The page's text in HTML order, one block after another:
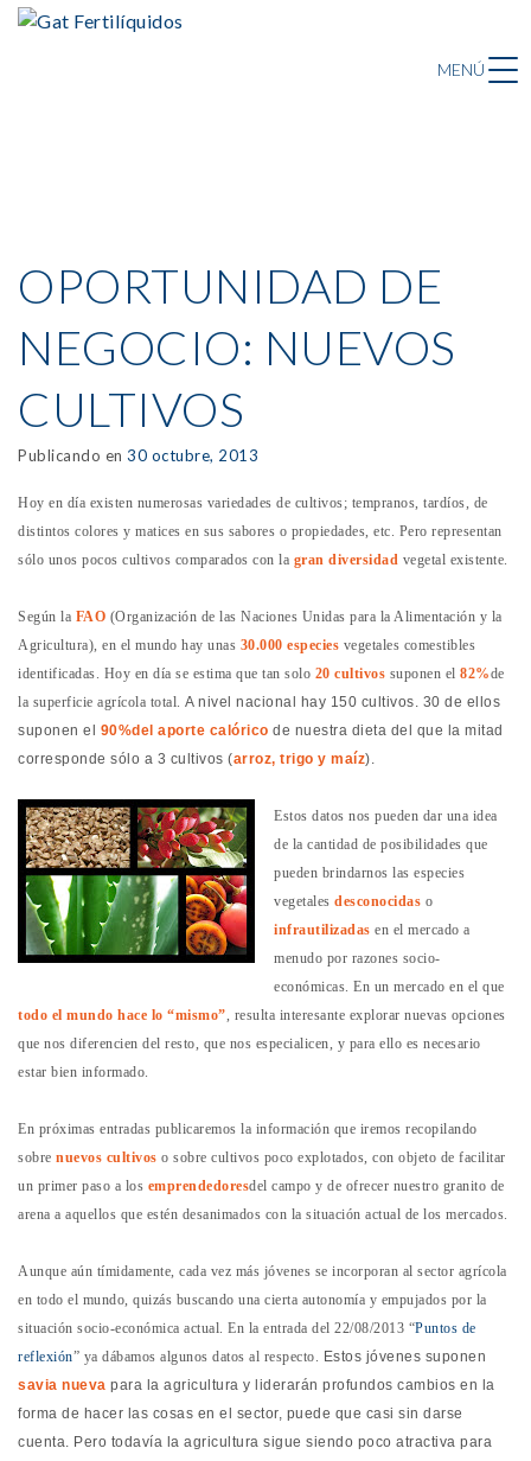
OPORTUNIDAD DE
NEGOCIO: NUEVOS
CULTIVOS
Publicando en 30 octubre, 2013
Hoy en día existen numerosas variedades de cultivos; tempranos, tardíos, de
distintos colores y matices en sus sabores o propiedades, etc. Pero representan
sólo unos pocos cultivos comparados con la gran diversidad vegetal existente.
Según la FAO (Organización de las Naciones Unidas para la Alimentación y la
Agricultura), en el mundo hay unas 30.000 especies vegetales comestibles
identificadas. Hoy en día se estima que tan solo 20 cultivos suponen el 82%de
la superficie agrícola total. A nivel nacional hay 150 cultivos. 30 de ellos
suponen el 90%del aporte calórico de nuestra dieta del que la mitad
corresponde sólo a 3 cultivos (arroz, trigo y maíz).
Estos datos nos pueden dar una idea
de la cantidad de posibilidades que
pueden brindarnos las especies
vegetales desconocidas o
infrautilizadas en el mercado a
menudo por razones socio-
económicas. En un mercado en el que
todo el mundo hace lo “mismo”, resulta interesante explorar nuevas opciones
que nos diferencien del resto, que nos especialicen, y para ello es necesario
estar bien informado.
En próximas entradas publicaremos la información que iremos recopilando
sobre nuevos cultivos o sobre cultivos poco explotados, con objeto de facilitar
un primer paso a los emprendedoresdel campo y de ofrecer nuestro granito de
arena a aquellos que estén desanimados con la situación actual de los mercados.
Aunque aún tímidamente, cada vez más jóvenes se incorporan al sector agrícola
en todo el mundo, quizás buscando una cierta autonomía y empujados por la
situación socio-económica actual. En la entrada del 22/08/2013 “Puntos de
reflexión” ya dábamos algunos datos al respecto. Estos jóvenes suponen
savia nueva para la agricultura y liderarán profundos cambios en la
forma de hacer las cosas en el sector, puede que casi sin darse
cuenta. Pero todavía la agricultura sigue siendo poco atractiva para
MENÚ